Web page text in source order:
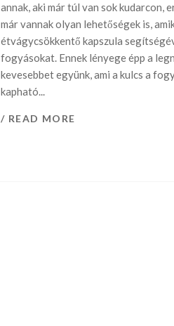
annak, aki már túl van sok kudarcon,
már vannak olyan lehetőségek is,
étvágycsökkentő kapszula
fogyásokat. Ennek lényege épp a
kevesebbet együnk, ami a kulcs a
kapható...
/ READ MORE